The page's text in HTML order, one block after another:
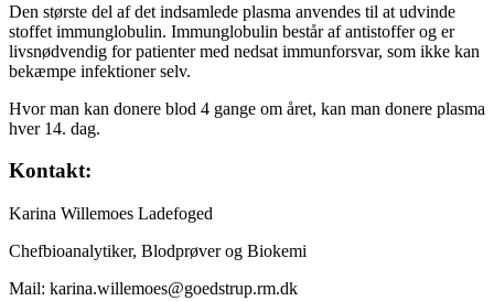
Den største del af det indsamlede plasma anvendes til at udvinde
stoffet immunglobulin. Immunglobulin består af antistoffer og er
livsnødvendig for patienter med nedsat immunforsvar, som ikke kan
bekæmpe infektioner selv.
Hvor man kan donere blod 4 gange om året, kan man donere plasma
hver 14. dag.
Kontakt:
Karina Willemoes Ladefoged
Chefbioanalytiker, Blodprøver og Biokemi
Mail: karina.willemoes@goedstrup.rm.dk